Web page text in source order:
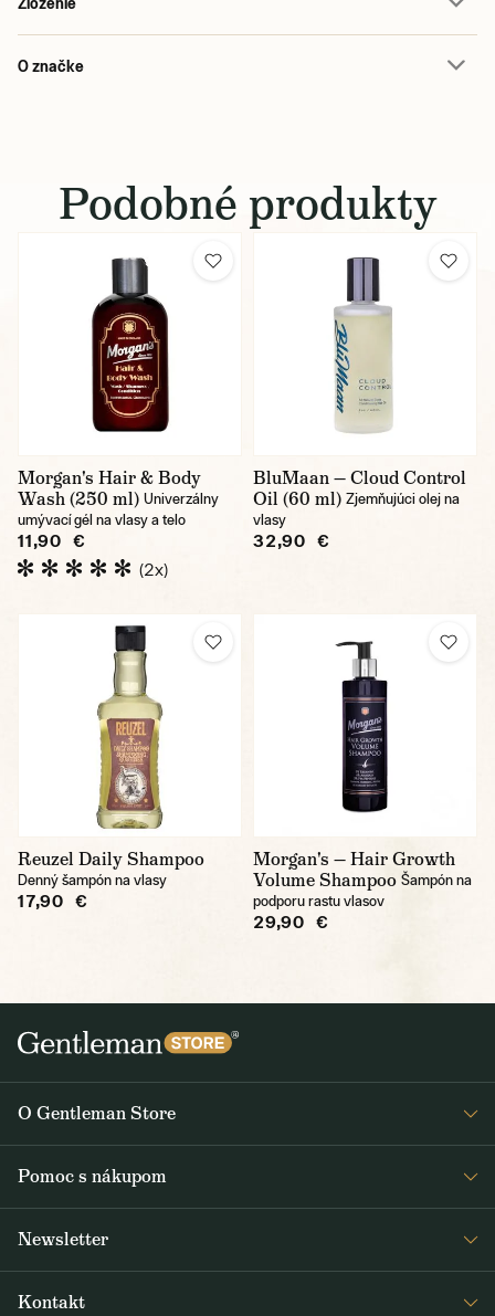
O značke
Podobné produkty
Morgan's Hair & Body
Wash (250 ml) Univerzálny
umývací gél na vlasy a telo
11,90 €
(2x)
BluMaan — Cloud Control
Oil (60 ml) Zjemňujúci olej na
vlasy
32,90 €
Reuzel Daily Shampoo
Denný šampón na vlasy
17,90 €
Morgan's — Hair Growth
Volume Shampoo Šampón na
podporu rastu vlasov
29,90 €
O Gentleman Store
Journal
Pomoc s nákupom
Obchodné podmienky
Newsletter
a špeciálnych ponukách. Posielame ich 2-3x týždenne.
Kontakt